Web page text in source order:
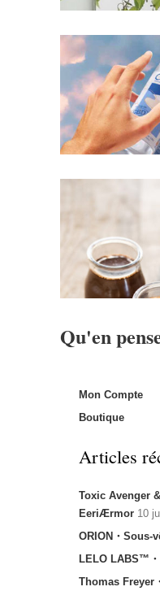
Qu'en
Mon Compte
Boutique
Articles
Toxic Avenger
EeriÆrmor 10
ORION・Sous-
LELO LABS™・
Thomas Freyer